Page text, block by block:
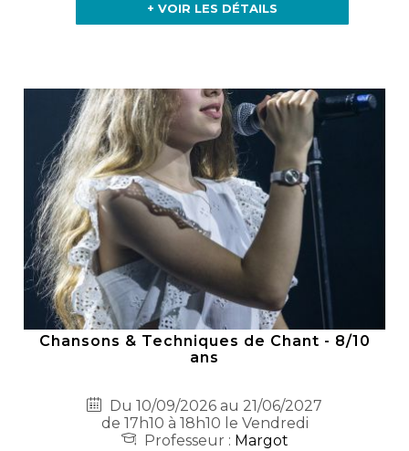
+ VOIR LES DÉTAILS
Chansons & Techniques de Chant - 8/10
ans
Du 10/09/2026 au 21/06/2027
de 17h10 à 18h10 le Vendredi
Professeur : Margot